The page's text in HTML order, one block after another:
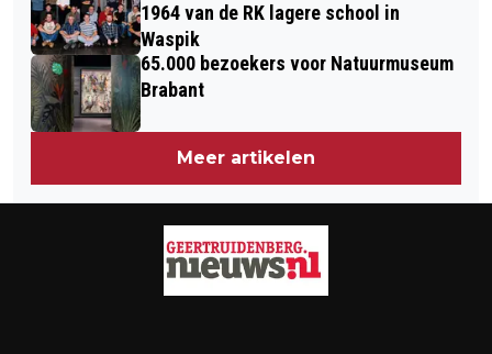
1964 van de RK lagere school in
Waspik
65.000 bezoekers voor Natuurmuseum
Brabant
Meer artikelen